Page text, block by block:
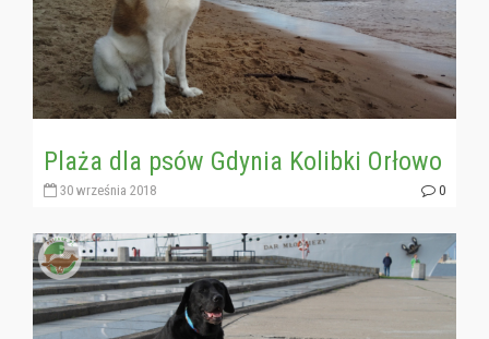
Plaża dla psów Gdynia Kolibki Orłowo
30 września 2018 0